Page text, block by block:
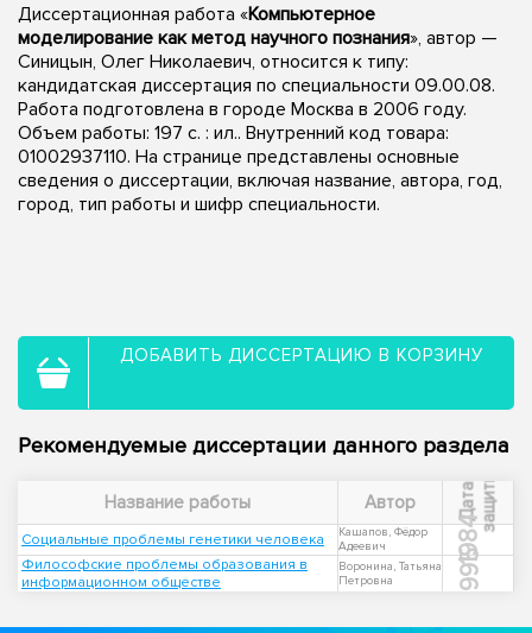
Диссертационная работа «Компьютерное
моделирование как метод научного познания», автор —
Синицын, Олег Николаевич, относится к типу:
кандидатская диссертация по специальности 09.00.08.
Работа подготовлена в городе Москва в 2006 году.
Объем работы: 197 с. : ил.. Внутренний код товара:
01002937110. На странице представлены основные
сведения о диссертации, включая название, автора, год,
город, тип работы и шифр специальности.
ДОБАВИТЬ ДИССЕРТАЦИЮ В КОРЗИНУ
Рекомендуемые диссертации данного раздела
Название работы Автор Д
а
т
а
з
а
щ
и
ты
Социальные проблемы генетики человека
Кашапов, Фёдор
Адеевич
1984
Философские проблемы образования в
информационном обществе
Воронина, Татьяна
Петровна
1995